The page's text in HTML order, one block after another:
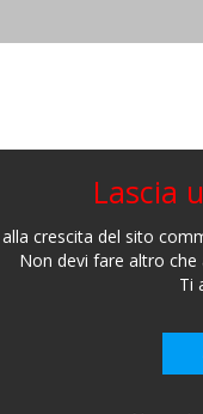
Lascia
crescita del sito
Non devi fare altro che
Ti